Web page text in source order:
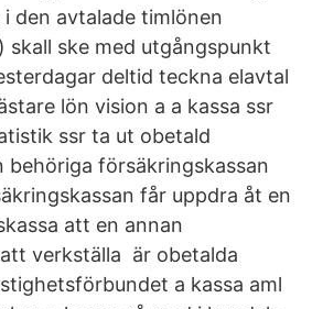
den avtalade timlönen
skall ske med utgångspunkt
deltid teckna elavtal
lön vision a a kassa ssr
ssr ta ut obetald
behöriga försäkringskassan
får uppdra åt en
att en annan
verkställa är obetalda
a kassa aml